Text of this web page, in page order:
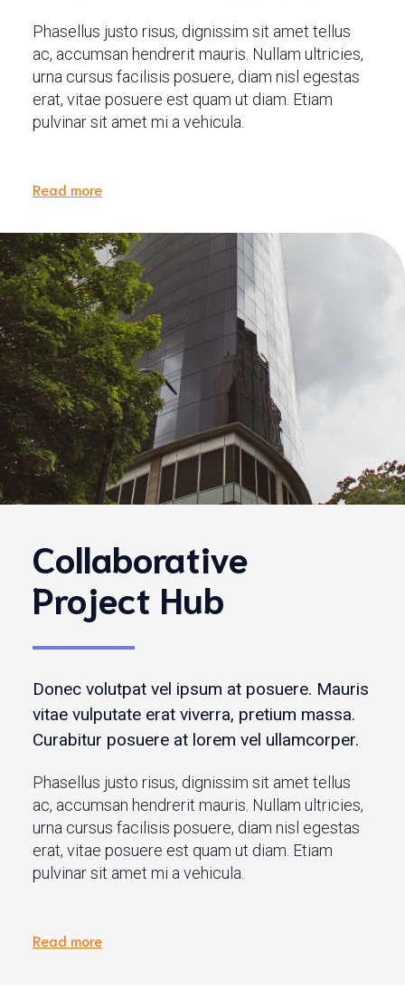
Phasellus justo risus, dignissim sit amet tellus
ac, accumsan hendrerit mauris. Nullam ultricies,
urna cursus facilisis posuere, diam nisl egestas
erat, vitae posuere est quam ut diam. Etiam
pulvinar sit amet mi a vehicula.
Read more
Collaborative
Project Hub
Donec volutpat vel ipsum at posuere. Mauris
vitae vulputate erat viverra, pretium massa.
Curabitur posuere at lorem vel ullamcorper.
Phasellus justo risus, dignissim sit amet tellus
ac, accumsan hendrerit mauris. Nullam ultricies,
urna cursus facilisis posuere, diam nisl egestas
erat, vitae posuere est quam ut diam. Etiam
pulvinar sit amet mi a vehicula.
Read more